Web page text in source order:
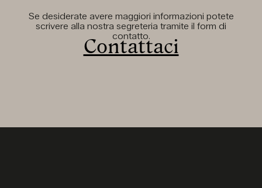
Se desiderate avere maggiori informazioni potete
scrivere alla nostra segreteria tramite il form di
contatto.
Contattaci